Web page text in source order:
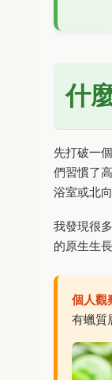
什
先打破一
們習慣了
浴室或北
我發現很
的原生生
個人觀
有蠟質